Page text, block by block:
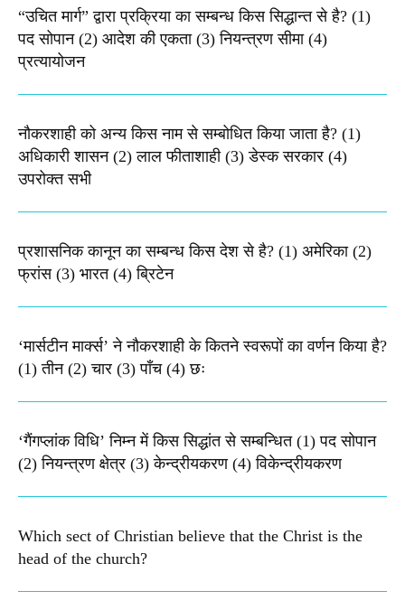
“उचित मार्ग” द्वारा प्रक्रिया का सम्बन्ध किस सिद्धान्त से है? (1)
पद सोपान (2) आदेश की एकता (3) नियन्त्रण सीमा (4)
प्रत्यायोजन
नौकरशाही को अन्य किस नाम से सम्बोधित किया जाता है? (1)
अधिकारी शासन (2) लाल फीताशाही (3) डेस्क सरकार (4)
उपरोक्त सभी
प्रशासनिक कानून का सम्बन्ध किस देश से है? (1) अमेरिका (2)
फ्रांस (3) भारत (4) ब्रिटेन
‘मार्सटीन मार्क्स’ ने नौकरशाही के कितने स्वरूपों का वर्णन किया है?
(1) तीन (2) चार (3) पाँच (4) छः
‘गैंगप्लांक विधि’ निम्न में किस सिद्धांत से सम्बन्धित (1) पद सोपान
(2) नियन्त्रण क्षेत्र (3) केन्द्रीयकरण (4) विकेन्द्रीयकरण
Which sect of Christian believe that the Christ is the
head of the church?